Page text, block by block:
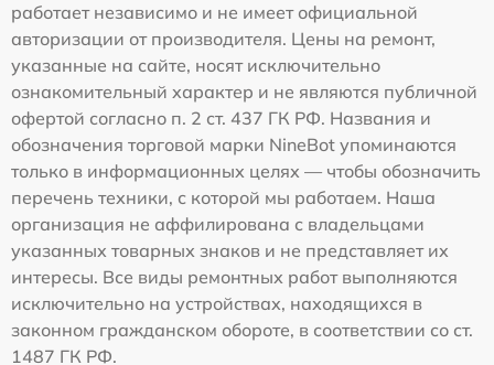
работает независимо и не имеет официальной
авторизации от производителя. Цены на ремонт,
указанные на сайте, носят исключительно
ознакомительный характер и не являются публичной
офертой согласно п. 2 ст. 437 ГК РФ. Названия и
обозначения торговой марки NineBot упоминаются
только в информационных целях — чтобы обозначить
перечень техники, с которой мы работаем. Наша
организация не аффилирована с владельцами
указанных товарных знаков и не представляет их
интересы. Все виды ремонтных работ выполняются
исключительно на устройствах, находящихся в
законном гражданском обороте, в соответствии со ст.
1487 ГК РФ.